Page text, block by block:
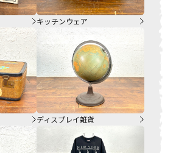
キッチンウェア
ディスプレイ雑貨